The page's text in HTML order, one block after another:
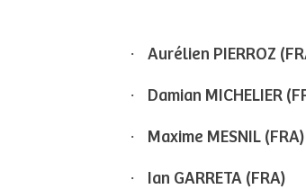
· Aurélien PIERROZ
· Damian MICHELIER
· Maxime MESNIL (FRA)
· Ian GARRETA (FRA)